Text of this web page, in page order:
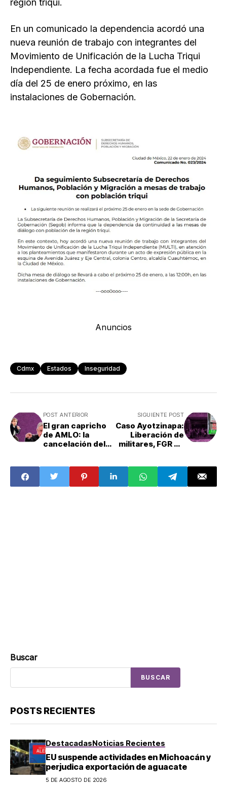
región triqui.
En un comunicado la dependencia acordó una
nueva reunión de trabajo con integrantes del
Movimiento de Unificación de la Lucha Triqui
Independiente. La fecha acordada fue el medio
día del 25 de enero próximo, en las
instalaciones de Gobernación.
Anuncios
Cdmx Estados Inseguridad
POST ANTERIOR
El gran capricho
de AMLO: la
cancelación del
SIGUIENTE POST
Caso Ayotzinapa:
Liberación de
militares, FGR en
Buscar
BUSCAR
POSTS RECIENTES
DestacadasNoticias Recientes
EU suspende actividades en Michoacán y
perjudica exportación de aguacate
5 DE AGOSTO DE 2026